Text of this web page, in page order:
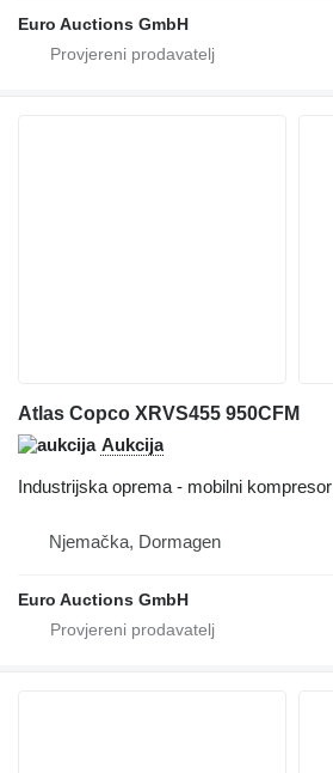
Euro Auctions GmbH
Atlas Copco XRVS455 950CFM
Aukcija
Industrijska oprema - mobilni kompresor
Njemačka, Dormagen
Euro Auctions GmbH